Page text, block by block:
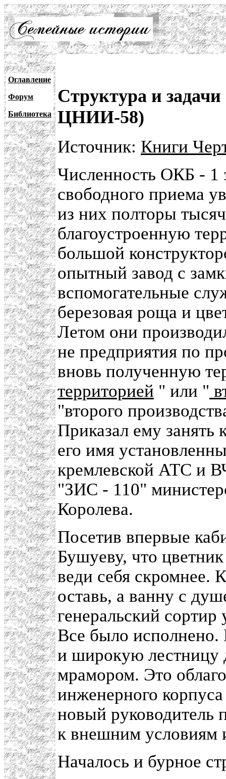
Оглавление
Форум
Библиотека
Структура и
ЦНИИ-58)
Источник: Книги
Численность ОКБ - 1
свободного приема
из них полторы
благоустроенную
большой
опытный завод с
вспомогательные
березовая роща и
Летом они
не предприятия по
вновь полученную
территорией " или "
"второго
Приказал ему занять
его имя
кремлевской АТС и
"ЗИС - 110"
Королева.
Посетив впервые
Бушуеву, что
веди себя скромнее.
оставь, а ванну с
генеральский
Все было исполнено.
и широкую лестницу
мрамором. Это
инженерного
новый руководитель
к внешним условиям
Началось и бурное